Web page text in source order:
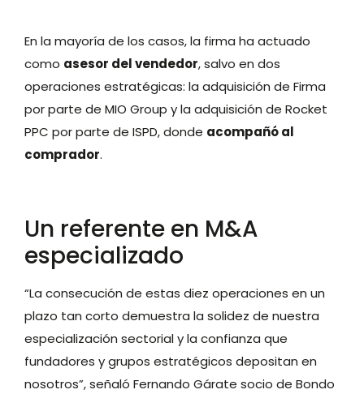
En la mayoría de los casos, la firma ha actuado
como asesor del vendedor, salvo en dos
operaciones estratégicas: la adquisición de Firma
por parte de MIO Group y la adquisición de Rocket
PPC por parte de ISPD, donde acompañó al
comprador.
Un referente en M&A
especializado
“La consecución de estas diez operaciones en un
plazo tan corto demuestra la solidez de nuestra
especialización sectorial y la confianza que
fundadores y grupos estratégicos depositan en
nosotros”, señaló Fernando Gárate socio de Bondo